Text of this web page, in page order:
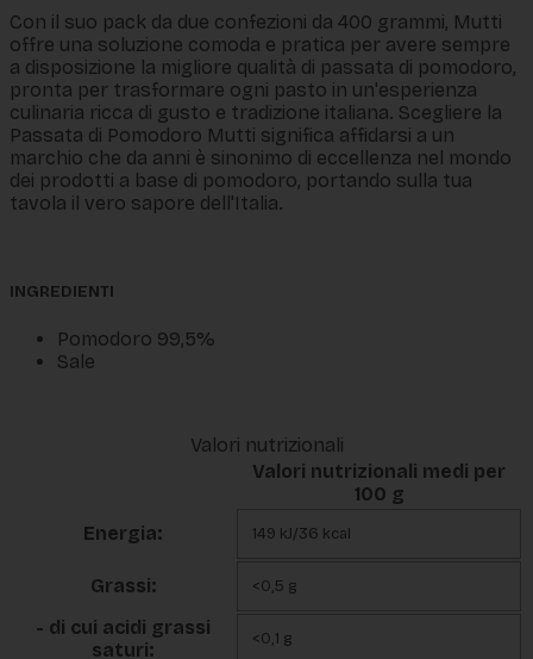
Con il suo pack da due confezioni da 400 grammi, Mutti
offre una soluzione comoda e pratica per avere sempre
a disposizione la migliore qualità di passata di pomodoro,
pronta per trasformare ogni pasto in un'esperienza
culinaria ricca di gusto e tradizione italiana. Scegliere la
Passata di Pomodoro Mutti significa affidarsi a un
marchio che da anni è sinonimo di eccellenza nel mondo
dei prodotti a base di pomodoro, portando sulla tua
tavola il vero sapore dell'Italia.
INGREDIENTI
Pomodoro 99,5%
Sale
Valori nutrizionali
Valori nutrizionali medi per
100 g
Energia:
149 kJ/36 kcal
Grassi: <0,5 g
- di cui acidi grassi
saturi:
<0,1 g